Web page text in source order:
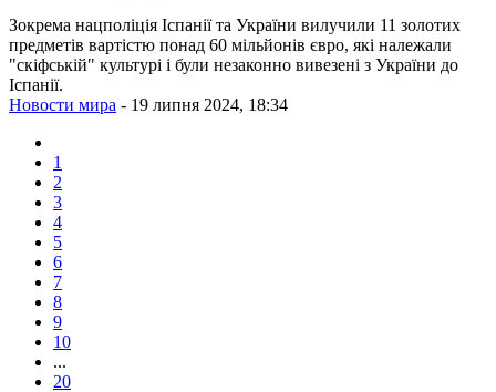
Зокрема нацполіція Іспанії та України вилучили 11 золотих
предметів вартістю понад 60 мільйонів євро, які належали
"скіфській" культурі і були незаконно вивезені з України до
Іспанії.
Новости мира - 19 липня 2024, 18:34
1
2
3
4
5
6
7
8
9
10
...
20